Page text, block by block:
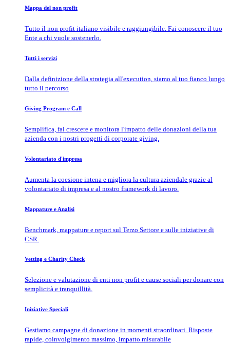
Mappa del non profit
Tutto il non profit italiano visibile e raggiungibile. Fai conoscere il tuo
Ente a chi vuole sostenerlo.
Tutti i servizi
Dalla definizione della strategia all'execution, siamo al tuo fianco lungo
tutto il percorso
Giving Program e Call
Semplifica, fai crescere e monitora l'impatto delle donazioni della tua
azienda con i nostri progetti di corporate giving.
Volontariato d'impresa
Aumenta la coesione intena e migliora la cultura aziendale grazie al
volontariato di impresa e al nostro framework di lavoro.
Mappature e Analisi
Benchmark, mappature e report sul Terzo Settore e sulle iniziative di
CSR.
Vetting e Charity Check
Selezione e valutazione di enti non profit e cause sociali per donare con
semplicità e tranquillità.
Iniziative Speciali
Gestiamo campagne di donazione in momenti straordinari. Risposte
rapide, coinvolgimento massimo, impatto misurabile